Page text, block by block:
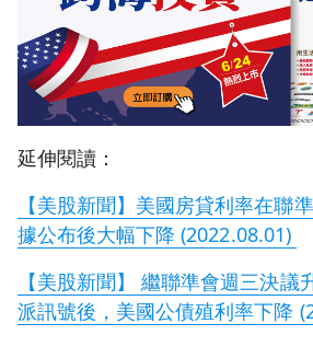
延伸閱讀：
【美股新聞】美國房貸利率在聯
據公布後大幅下降 (2022.08.01)
【美股新聞】 繼聯準會週三決議
派訊號後，美國公債殖利率下降